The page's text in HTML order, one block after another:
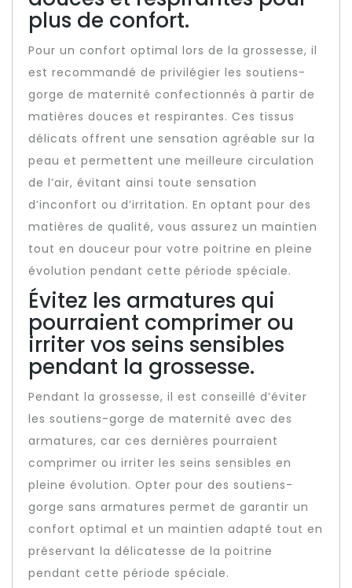
plus de confort.
Pour un confort optimal lors de la grossesse, il
est recommandé de privilégier les soutiens-
gorge de maternité confectionnés à partir de
matières douces et respirantes. Ces tissus
délicats offrent une sensation agréable sur la
peau et permettent une meilleure circulation
de l’air, évitant ainsi toute sensation
d’inconfort ou d’irritation. En optant pour des
matières de qualité, vous assurez un maintien
tout en douceur pour votre poitrine en pleine
évolution pendant cette période spéciale.
Évitez les armatures qui
pourraient comprimer ou
irriter vos seins sensibles
pendant la grossesse.
Pendant la grossesse, il est conseillé d’éviter
les soutiens-gorge de maternité avec des
armatures, car ces dernières pourraient
comprimer ou irriter les seins sensibles en
pleine évolution. Opter pour des soutiens-
gorge sans armatures permet de garantir un
confort optimal et un maintien adapté tout en
préservant la délicatesse de la poitrine
pendant cette période spéciale.